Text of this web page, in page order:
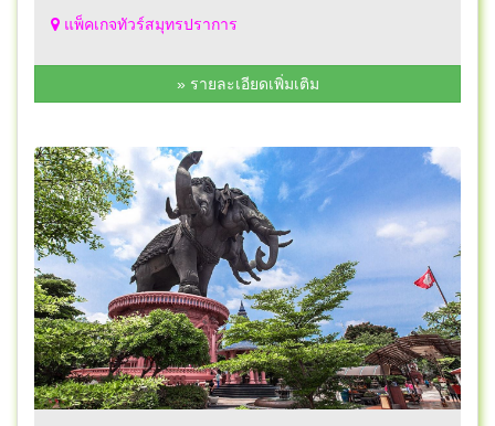
แพ็คเกจทัวร์สมุทรปราการ
» รายละเอียดเพิ่มเติม